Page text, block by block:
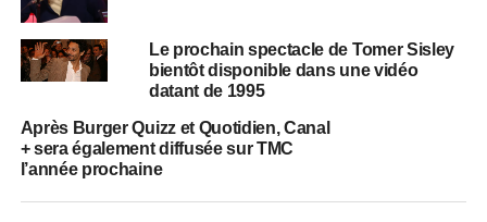
Le prochain spectacle de Tomer Sisley
bientôt disponible dans une vidéo
datant de 1995
Après Burger Quizz et Quotidien, Canal
+ sera également diffusée sur TMC
l’année prochaine